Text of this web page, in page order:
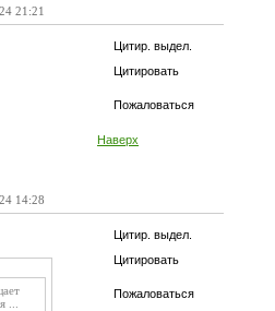
21:21
Цитир. выдел.
Цитировать
Пожаловаться
Наверх
14:28
Цитир. выдел.
Цитировать
Пожаловаться
...